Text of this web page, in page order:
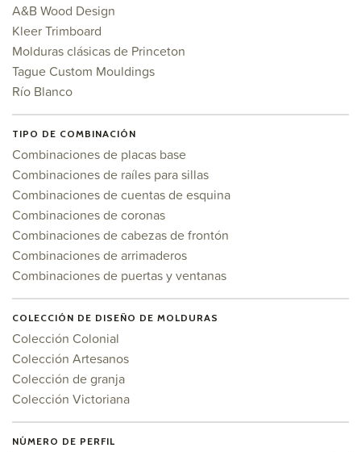
A&B Wood Design
Kleer Trimboard
Molduras clásicas de Princeton
Tague Custom Mouldings
Río Blanco
TIPO DE COMBINACIÓN
Combinaciones de placas base
Combinaciones de raíles para sillas
Combinaciones de cuentas de esquina
Combinaciones de coronas
Combinaciones de cabezas de frontón
Combinaciones de arrimaderos
Combinaciones de puertas y ventanas
COLECCIÓN DE DISEÑO DE MOLDURAS
Colección Colonial
Colección Artesanos
Colección de granja
Colección Victoriana
NÚMERO DE PERFIL